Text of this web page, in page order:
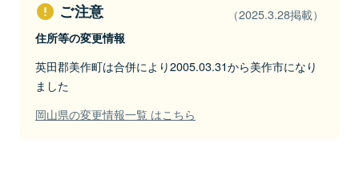
ご注意 （2025.3.28掲載）
住所等の変更情報
英田郡美作町は合併により2005.03.31から美作市になり
ました
岡山県の変更情報一覧 はこちら